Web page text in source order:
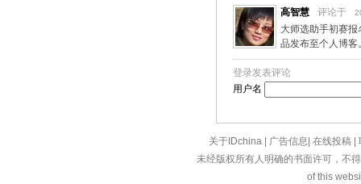
高智慧 评论于
大师选助手初赛
品发布至个人博客
登录发表评论
用户名
关于IDchina 广告信息 在线投稿
未经版权所有人明确的书面许可，不
of this